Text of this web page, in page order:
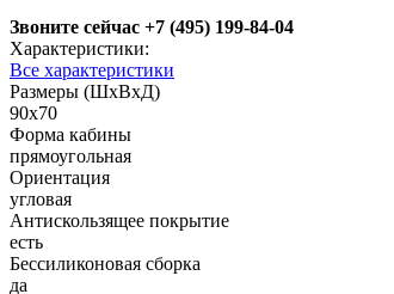
Звоните сейчас +7 (495) 199-84-04
Характеристики:
Все характеристики
Размеры (ШхВхД)
90x70
Форма кабины
прямоугольная
Ориентация
угловая
Антискользящее покрытие
есть
Беcсиликоновая сборка
да